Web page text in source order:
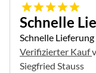
5 von 5
Schnelle
Schnelle Lieferung
Verifizierter Kauf
Siegfried Stauss